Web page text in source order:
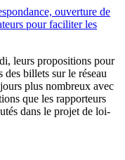
ouverture de
pour faciliter les
leurs propositions pour
des billets sur le réseau
plus nombreux avec
que les rapporteurs
dans le projet de loi-